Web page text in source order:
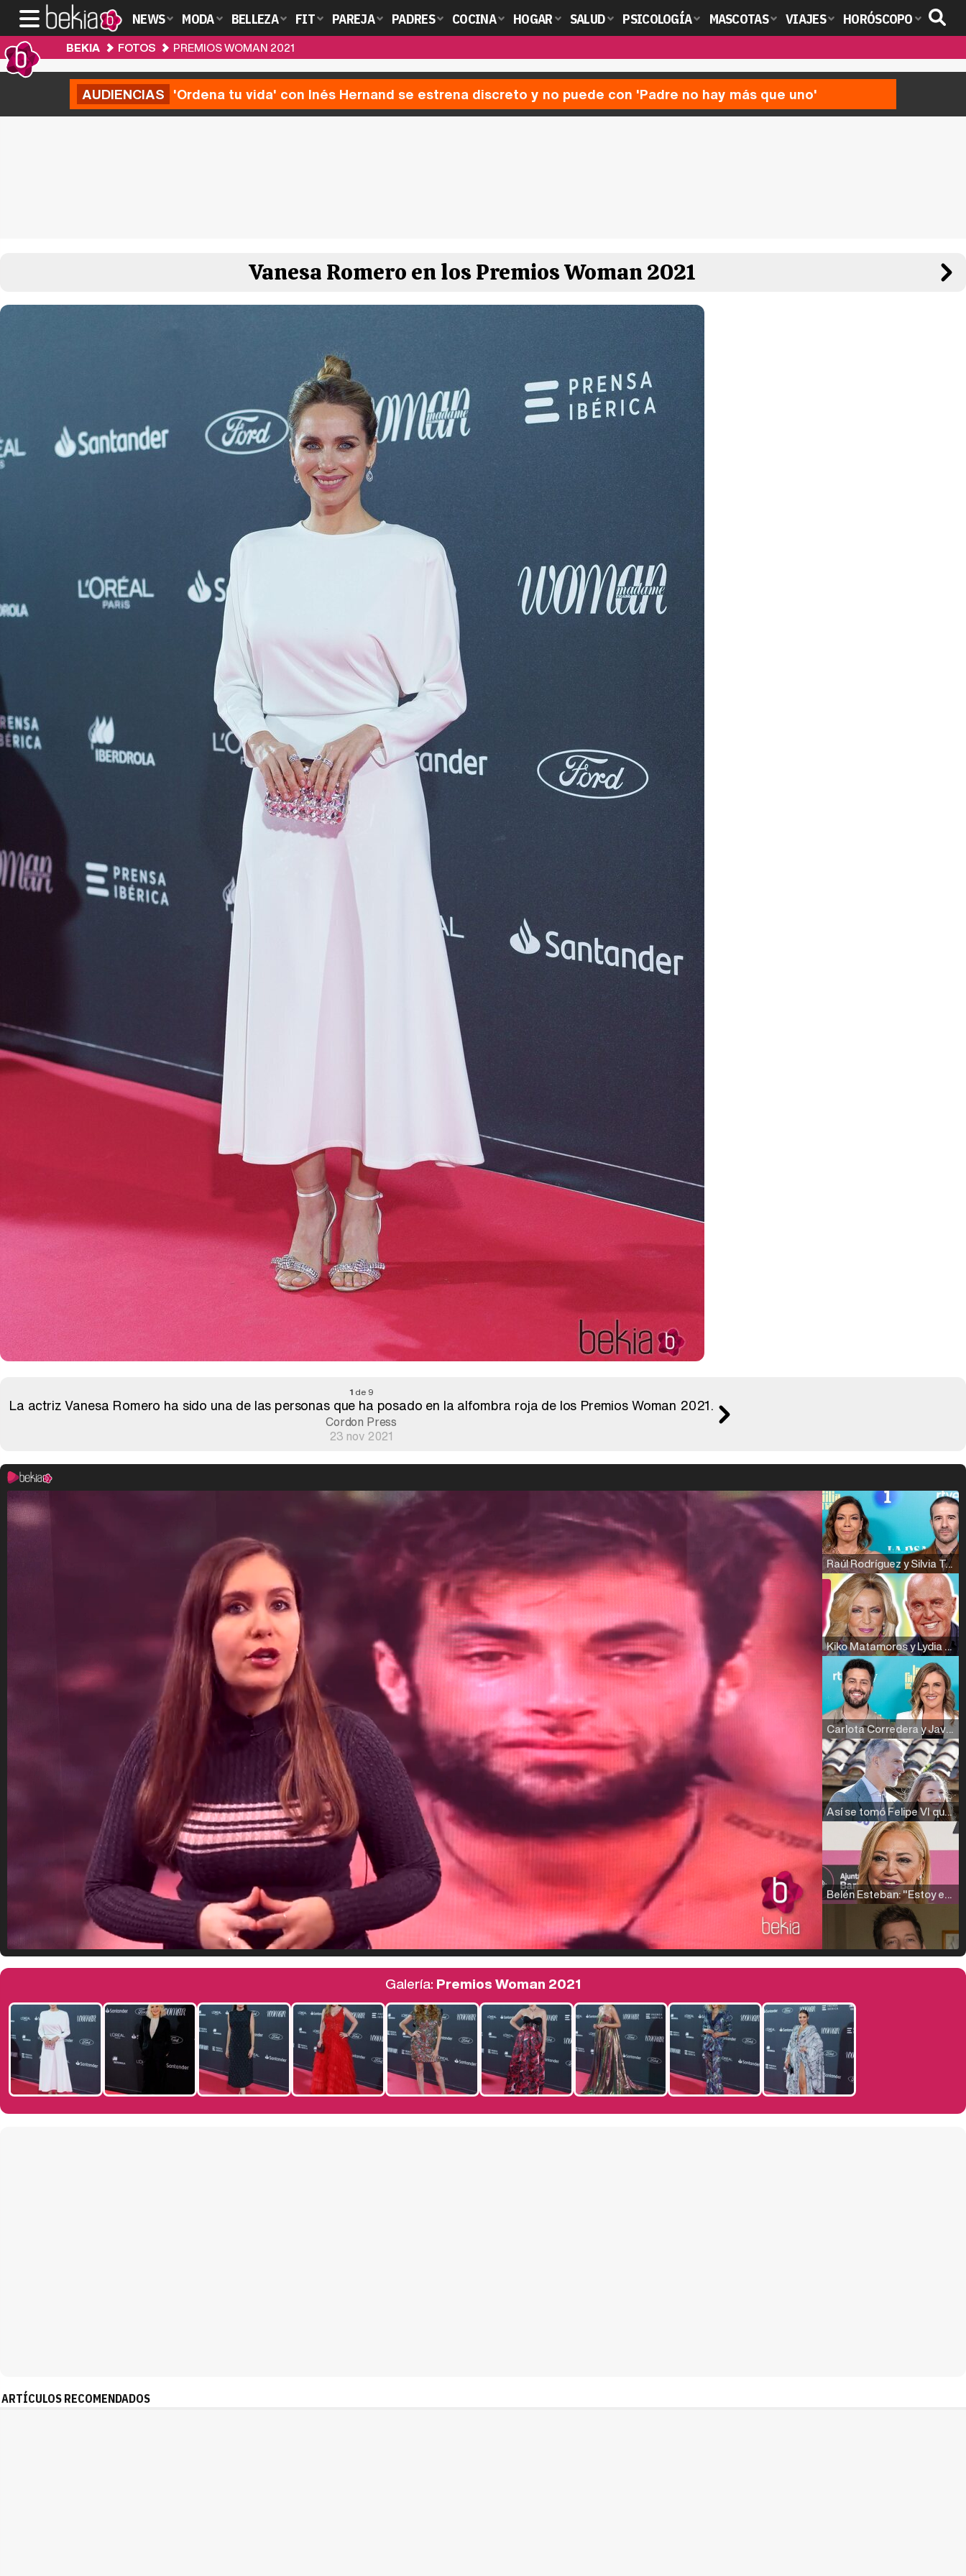
NEWS MODA BELLEZA FIT PAREJA PADRES COCINA HOGAR SALUD PSICOLOGÍA MASCOTAS VIAJES HORÓSCOPO
BEKIA FOTOS PREMIOS WOMAN 2021
AUDIENCIAS 'Ordena tu vida' con Inés Hernand se estrena discreto y no puede con 'Padre no hay más que uno'
Vanesa Romero en los Premios Woman 2021
1 de 9
La actriz Vanesa Romero ha sido una de las personas que ha posado en la alfombra roja de los Premios Woman 2021.
Cordon Press
23 nov 2021
Raúl Rodríguez y Silvia Taulés nos cuentan su papel en 'La familia de la tele'
Kiko Matamoros y Lydia Lozano: "Nuestro público es de todas las edades y RTVE tiene un público muy pegado a las novelas, al que tenemos que captar"
Carlota Corredera y Javier de Hoyos: "La tele tiene que representar al público también y aquí están todos los perfiles posibles&quo;
Así se tomó Felipe VI que la Infanta Sofía no quisiera recibir formación militar
Belén Esteban: "Estoy emocionada, muy contenta y muy feliz por llegar a RTVE"
Galería: Premios Woman 2021
ARTÍCULOS RECOMENDADOS